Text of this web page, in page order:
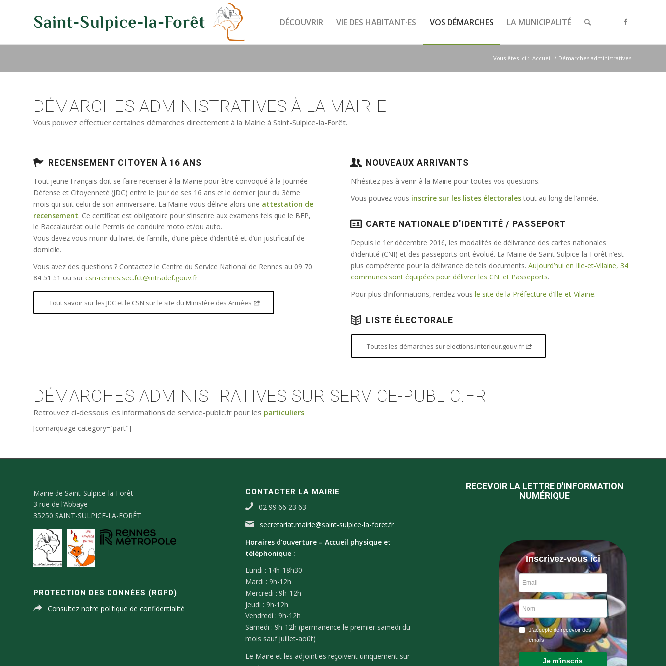
DÉCOUVRIR VIE DES HABITANT·ES VOS DÉMARCHES LA MUNICIPALITÉ
Vous êtes ici : Accueil / Démarches administratives
DÉMARCHES ADMINISTRATIVES À LA MAIRIE
Vous pouvez effectuer certaines démarches directement à la Mairie à Saint-Sulpice-la-Forêt.
RECENSEMENT CITOYEN À 16 ANS
Tout jeune Français doit se faire recenser à la Mairie pour être convoqué à la Journée
Défense et Citoyenneté (JDC) entre le jour de ses 16 ans et le dernier jour du 3ème
mois qui suit celui de son anniversaire. La Mairie vous délivre alors une attestation de
recensement. Ce certificat est obligatoire pour s’inscrire aux examens tels que le BEP,
le Baccalauréat ou le Permis de conduire moto et/ou auto.
Vous devez vous munir du livret de famille, d’une pièce d’identité et d’un justificatif de
domicile.
Vous avez des questions ? Contactez le Centre du Service National de Rennes au 09 70
84 51 51 ou sur csn-rennes.sec.fct@intradef.gouv.fr
Tout savoir sur les JDC et le CSN sur le site du Ministère des Armées
NOUVEAUX ARRIVANTS
N’hésitez pas à venir à la Mairie pour toutes vos questions.
Vous pouvez vous inscrire sur les listes électoralestout au long de l’année.
CARTE NATIONALE D’IDENTITÉ / PASSEPORT
Depuis le 1er décembre 2016, les modalités de délivrance des cartes nationales
d’identité (CNI) et des passeports ont évolué. La Mairie de Saint-Sulpice-la-Forêt n’est
plus compétente pour la délivrance de tels documents.Aujourd’hui en Ille-et-Vilaine, 34
communes sont équipées pour délivrer les CNI et Passeports.
Pour plus d’informations, rendez-vousle site de la Préfecture d’Ille-et-Vilaine.
LISTE ÉLECTORALE
Toutes les démarches sur elections.interieur.gouv.fr
DÉMARCHES ADMINISTRATIVES SUR SERVICE-PUBLIC.FR
Retrouvez ci-dessous les informations de service-public.fr pour les particuliers
[comarquage category="part"]
Mairie de Saint-Sulpice-la-Forêt
3 rue de l’Abbaye
35250 SAINT-SULPICE-LA-FORÊT
PROTECTION DES DONNÉES (RGPD)
Consultez notre politique de confidentialité
CONTACTER LA MAIRIE
02 99 66 23 63
secretariat.mairie@saint-sulpice-la-foret.fr
Horaires d’ouverture – Accueil physique et
téléphonique :
Lundi : 14h-18h30
Mardi : 9h-12h
Mercredi : 9h-12h
Jeudi : 9h-12h
Vendredi : 9h-12h
Samedi : 9h-12h (permanence le premier samedi du
mois sauf juillet-août)
Le Maire et les adjoint·es reçoivent uniquement sur
RECEVOIR LA LETTRE D'INFORMATION
NUMÉRIQUE
Inscrivez-vous ici
J'accepte de recevoir des
emails
Je m'inscris